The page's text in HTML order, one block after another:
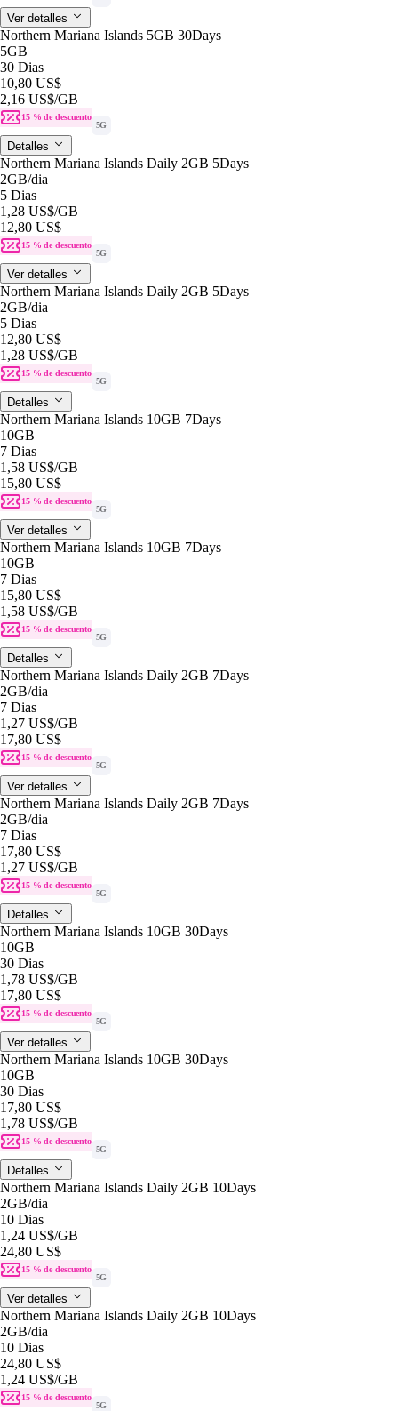
Ver detalles
Northern Mariana Islands 5GB 30Days
5GB
30 Dias
10,80 US$
2,16 US$/GB
15 % de descuento
5G
Detalles
Northern Mariana Islands Daily 2GB 5Days
2GB/dia
5 Dias
1,28 US$/GB
12,80 US$
15 % de descuento
5G
Ver detalles
Northern Mariana Islands Daily 2GB 5Days
2GB/dia
5 Dias
12,80 US$
1,28 US$/GB
15 % de descuento
5G
Detalles
Northern Mariana Islands 10GB 7Days
10GB
7 Dias
1,58 US$/GB
15,80 US$
15 % de descuento
5G
Ver detalles
Northern Mariana Islands 10GB 7Days
10GB
7 Dias
15,80 US$
1,58 US$/GB
15 % de descuento
5G
Detalles
Northern Mariana Islands Daily 2GB 7Days
2GB/dia
7 Dias
1,27 US$/GB
17,80 US$
15 % de descuento
5G
Ver detalles
Northern Mariana Islands Daily 2GB 7Days
2GB/dia
7 Dias
17,80 US$
1,27 US$/GB
15 % de descuento
5G
Detalles
Northern Mariana Islands 10GB 30Days
10GB
30 Dias
1,78 US$/GB
17,80 US$
15 % de descuento
5G
Ver detalles
Northern Mariana Islands 10GB 30Days
10GB
30 Dias
17,80 US$
1,78 US$/GB
15 % de descuento
5G
Detalles
Northern Mariana Islands Daily 2GB 10Days
2GB/dia
10 Dias
1,24 US$/GB
24,80 US$
15 % de descuento
5G
Ver detalles
Northern Mariana Islands Daily 2GB 10Days
2GB/dia
10 Dias
24,80 US$
1,24 US$/GB
15 % de descuento
5G